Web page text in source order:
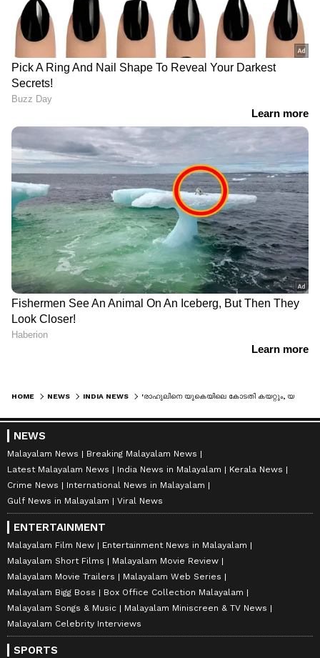
HOME NEWS INDIA NEWS 'രാഹുലിനെ യുകെയിലെ കോടതി കയറ്റും, യഥാര്‍ത്ഥ കള്ളന്‍മാര്‍ കോണ്‍ഗ്രസുകാർ'; ലളിത് മോദി
NEWS
Malayalam News
Breaking Malayalam News
Latest Malayalam News
India News in Malayalam
Kerala News
Crime News
International News in Malayalam
Gulf News in Malayalam
Viral News
ENTERTAINMENT
Malayalam Film New
Entertainment News in Malayalam
Malayalam Short Films
Malayalam Movie Review
Malayalam Movie Trailers
Malayalam Web Series
Malayalam Bigg Boss
Box Office Collection Malayalam
Malayalam Songs & Music
Malayalam Miniscreen & TV News
Malayalam Celebrity Interviews
SPORTS